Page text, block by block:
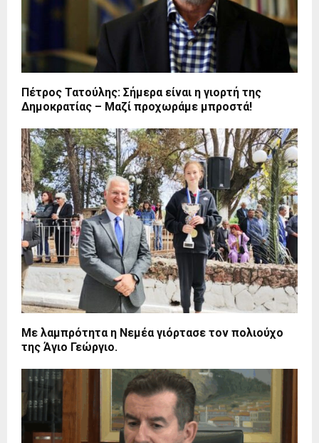
Πέτρος Τατούλης: Σήμερα είναι η γιορτή της
Δημοκρατίας – Μαζί προχωράμε μπροστά!
Με λαμπρότητα η Νεμέα γιόρτασε τον πολιούχο
της Άγιο Γεώργιο.